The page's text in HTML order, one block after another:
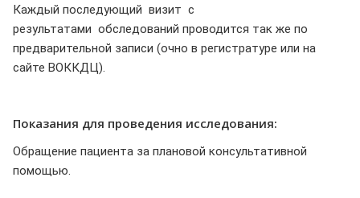
Каждый последующий визит с
результатами обследований проводится так же по
предварительной записи (очно в регистратуре или на
сайте ВОККДЦ).
Показания для проведения исследования:
Обращение пациента за плановой консультативной
помощью.